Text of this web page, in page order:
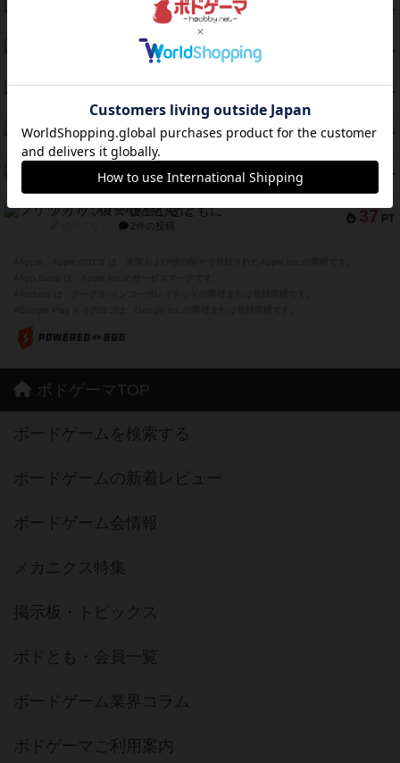
PT
クランク! ：冒険者たち（拡張）
4件の投稿
PT
1件の投稿
PT
スターマイン・ラミー ポケット
紹介文あり 2件の投稿
39 PT
海兵隊
紹介文あり 1件の投稿
PT
紹介文なし 1件の投稿
37 PT
フリップ７：復讐心とともに
2件の投稿
ボドゲーマTOP
ボードゲームを検索する
ボードゲームの新着レビュー
ボードゲーム会情報
メカニクス特集
掲示板・トピックス
ボドとも・会員一覧
ボードゲーム業界コラム
ボドゲーマご利用案内